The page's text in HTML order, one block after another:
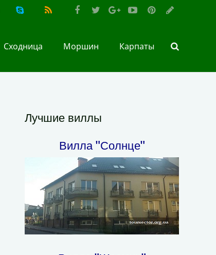
Сходница Моршин Карпаты
Лучшие виллы
Вилла "Солнце"